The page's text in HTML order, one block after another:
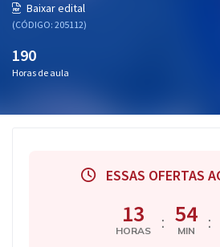
Conteúdo gratuito
Atendimento
Baixar edital
(CÓDIGO: 205112)
190
Horas de aula
ESSAS OFERTAS
13
HORAS : 54
MIN :